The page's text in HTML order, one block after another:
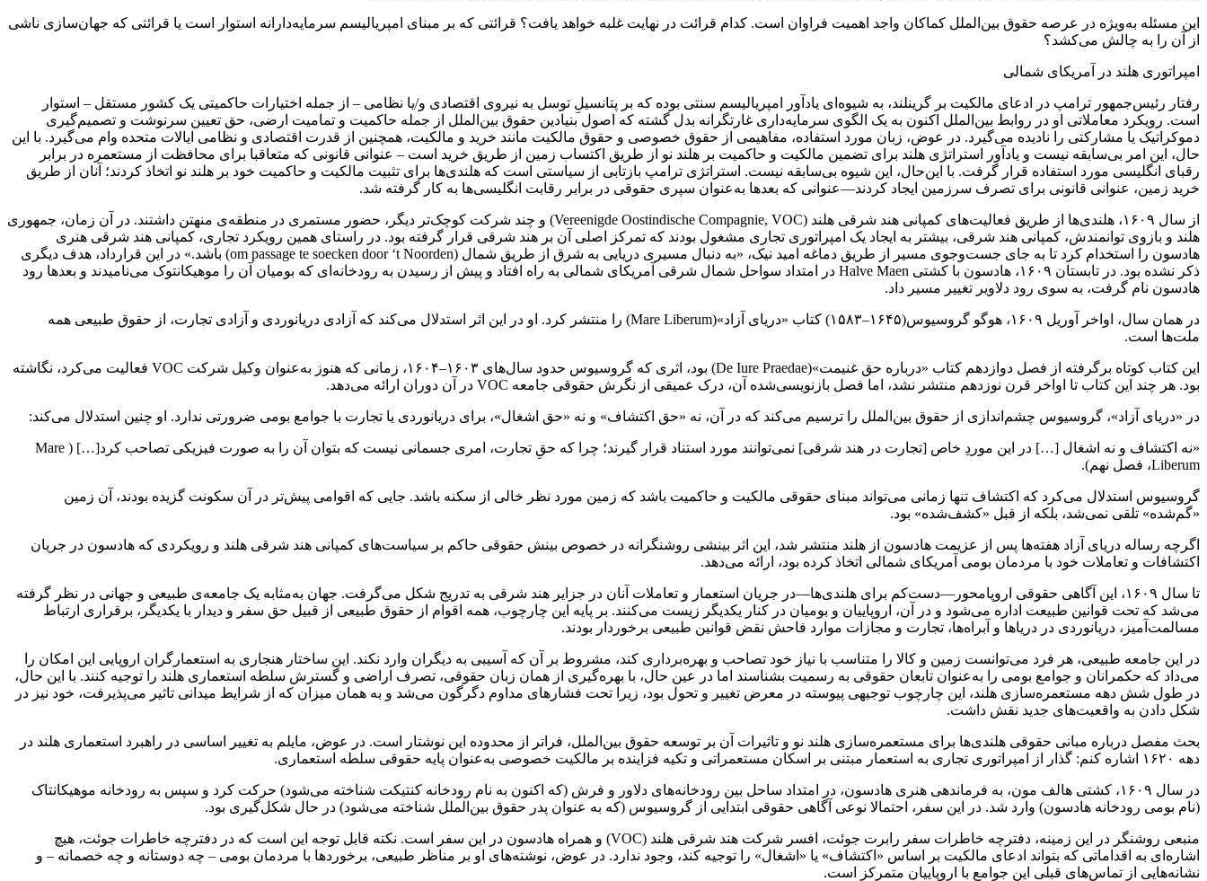
این مسئله به‌ویژه در عرصه حقوق بین‌الملل کماکان واجد اهمیت فراوان است. کدام قرائت در نهایت غلبه خواهد یافت؟ قرائتی که بر مبنای امپریالیسم سرمایه‌دارانه استوار است یا قرائتی که جهان‌سازی ناشی
از آن را به چالش می‌کشد؟
امپراتوری هلند در آمریکای شمالی
رفتار رئیس‌جمهور ترامپ در ادعای مالکیت بر گرینلند، به شیوه‌ای یادآور امپریالیسم سنتی بوده که بر پتانسیلِ توسل به نیروی اقتصادی و/یا نظامی – از جمله اختیارات حاکمیتی یک کشور مستقل – استوار
است. رویکرد معاملاتی او در روابط بین‌الملل اکنون به یک الگوی سرمایه‌داری غارتگرانه بدل گشته که اصول بنیادین حقوق بین‌الملل از جمله حاکمیت و تمامیت ارضی، حق تعیین سرنوشت و تصمیم‌گیری
دموکراتیک یا مشارکتی را نادیده می‌گیرد. در عوض، زبان مورد استفاده، مفاهیمی از حقوق خصوصی و حقوق مالکیت مانند خرید و مالکیت، همچنین از قدرت اقتصادی و نظامی ایالات متحده وام می‌گیرد. با این
حال، این امر بی‌سابقه نیست و یادآور استراتژی هلند برای تضمین مالکیت و حاکمیت بر هلند نو از طریق اکتساب زمین از طریق خرید است – عنوانی قانونی که متعاقبا برای محافظت از مستعمره در برابر
رقبای انگلیسی مورد استفاده قرار گرفت. با این‌حال، این شیوه بی‌سابقه نیست. استراتژی ترامپ بازتابی از سیاستی است که هلندی‌ها برای تثبیت مالکیت و حاکمیت خود بر هلند نو اتخاذ کردند؛ آنان از طریق
خرید زمین، عنوانی قانونی برای تصرف سرزمین ایجاد کردند—عنوانی که بعدها به‌عنوان سپری حقوقی در برابر رقابت انگلیسی‌ها به کار گرفته شد.
از سال ۱۶۰۹، هلندی‌ها از طریق فعالیت‌های کمپانی هند شرقی هلند (Vereenigde Oostindische Compagnie, VOC) و چند شرکت کوچک‌تر دیگر، حضور مستمری در منطقه‌ی منهتن داشتند. در آن زمان، جمهوری
هلند و بازوی توانمندش، کمپانی هند شرقی، بیشتر به ایجاد یک امپراتوری تجاری مشغول بودند که تمرکز اصلی‌ آن بر هند شرقی قرار گرفته بود. در راستای همین رویکرد تجاری، کمپانی هند شرقی هنری
هادسون را استخدام کرد تا به جای جست‌وجوی مسیر از طریق دماغه امید نیک، «به دنبال مسیری دریایی به شرق از طریق شمال (om passage te soecken door ‘t Noorden) باشد.» در این قرارداد، هدف دیگری
ذکر نشده بود. در تابستان ۱۶۰۹، هادسون با کشتی Halve Maen در امتداد سواحل شمال شرقی آمریکای شمالی به راه افتاد و پیش از رسیدن به رودخانه‌ای که بومیان آن را موهیکانتوک می‌نامیدند و بعدها رود
هادسون نام گرفت، به سوی رود دلاویر تغییر مسیر داد.
در همان سال، اواخر آوریل ۱۶۰۹، هوگو گروسیوس(۱۶۴۵–۱۵۸۳) کتاب «دریای آزاد»(Mare Liberum) را منتشر کرد. او در این اثر استدلال می‌کند که آزادی دریانوردی و آزادی تجارت، از حقوق طبیعی همه
ملت‌ها است.
این کتاب کوتاه برگرفته از فصل دوازدهم کتاب «درباره حق غنیمت»(De Iure Praedae) بود، اثری که گروسیوس حدود سال‌های ۱۶۰۳–۱۶۰۴، زمانی که هنوز به‌عنوان وکیل شرکت VOC فعالیت می‌کرد، نگاشته
بود. هر چند این کتاب تا اواخر قرن نوزدهم منتشر نشد، اما فصل بازنویسی‌شده آن، درک عمیقی از نگرش حقوقی جامعه VOC در آن دوران ارائه می‌دهد.
در «دریای آزاد»، گروسیوس چشم‌اندازی از حقوق بین‌الملل را ترسیم می‌کند که در آن، نه «حق اکتشاف» و نه «حق اشغال»، برای دریانوردی یا تجارت با جوامع بومی ضرورتی ندارد. او چنین استدلال می‌کند:
«نه اکتشاف و نه اشغال […] در این موردِ خاص [تجارت در هند شرقی] نمی‌توانند مورد استناد قرار گیرند؛ چرا که حقِ تجارت، امری جسمانی نیست که بتوان آن را به صورت فیزیکی تصاحب کرد[…] ( Mare
Liberum، فصل نهم).
گروسیوس استدلال می‌کرد که اکتشاف تنها زمانی می‌تواند مبنای حقوقی مالکیت و حاکمیت باشد که زمین مورد نظر خالی از سکنه باشد. جایی که اقوامی پیش‌تر در آن سکونت گزیده بودند، آن زمین
«گم‌شده» تلقی نمی‌شد، بلکه از قبل «کشف‌شده» بود.
اگرچه رساله دریای آزاد هفته‌ها پس از عزیمت هادسون از هلند منتشر شد، این اثر بینشی روشنگرانه در خصوص بینش حقوقی حاکم بر سیاست‌های کمپانی هند شرقی هلند و رویکردی که هادسون در جریان
اکتشافات و تعاملات خود با مردمان بومی آمریکای شمالی اتخاذ کرده بود، ارائه می‌دهد.
تا سال ۱۶۰۹، این آگاهی حقوقی اروپا‌محور—دست‌کم برای هلندی‌ها—در جریان استعمار و تعاملات آنان در جزایر هند شرقی به ‌تدریج شکل می‌گرفت. جهان به‌مثابه یک جامعه‌ی طبیعی و جهانی در نظر گرفته
می‌شد که تحت قوانین طبیعت اداره می‌شود و در آن، اروپاییان و بومیان در کنار یکدیگر زیست می‌کنند. بر پایه‌ این چارچوب، همه‌ اقوام از حقوق طبیعی از قبیل حق سفر و دیدار با یکدیگر، برقراری ارتباط
مسالمت‌آمیز، دریانوردی در دریاها و آبراه‌ها، تجارت و مجازات موارد فاحش نقض قوانین طبیعی برخوردار بودند.
در این جامعه‌ طبیعی، هر فرد می‌توانست زمین و کالا را متناسب با نیاز خود تصاحب و بهره‌برداری کند، مشروط بر آن که آسیبی به دیگران وارد نکند. این ساختار هنجاری به استعمارگران اروپایی این امکان را
می‌داد که حکمرانان و جوامع بومی را به‌عنوان تابعان حقوقی به رسمیت بشناسند اما در عین حال، با بهره‌گیری از همان زبان حقوقی، تصرف اراضی و گسترش سلطه‌ استعماری هلند را توجیه کنند. با این‌ حال،
در طول شش دهه مستعمره‌سازی هلند، این چارچوب توجیهی پیوسته در معرض تغییر و تحول بود، زیرا تحت فشارهای مداوم دگرگون می‌شد و به همان میزان که از شرایط میدانی تاثیر می‌پذیرفت، خود نیز در
شکل دادن به واقعیت‌های جدید نقش داشت.
بحث مفصل درباره مبانی حقوقی هلندی‌ها برای مستعمره‌سازی هلند نو و تاثیرات آن بر توسعه حقوق بین‌الملل، فراتر از محدوده این نوشتار است. در عوض، مایلم به تغییر اساسی در راهبرد استعماری هلند در
دهه ۱۶۲۰ اشاره کنم: گذار از امپراتوری تجاری به استعمار مبتنی بر اسکان مستعمراتی و تکیه فزاینده بر مالکیت خصوصی به‌عنوان پایه حقوقی سلطه استعماری.
در سال ۱۶۰۹، کشتی هالف مون، به فرماندهی هنری هادسون، در امتداد ساحل بین رودخانه‌های دلاور و فرش (که اکنون به نام رودخانه کنتیکت شناخته می‌شود) حرکت کرد و سپس به رودخانه موهیکانتاک
(نام بومی رودخانه هادسون) وارد شد. در این سفر، احتمالا نوعی آگاهی حقوقی ابتدایی از گروسیوس (که به عنوان پدر حقوق بین‌الملل شناخته می‌شود) در حال شکل‌گیری بود.
منبعی روشنگر در این زمینه، دفترچه خاطرات سفر رابرت جوئت، افسر شرکت هند شرقی هلند (VOC) و همراه هادسون در این سفر است. نکته قابل توجه این است که در دفترچه خاطرات جوئت، هیچ
اشاره‌ای به اقداماتی که بتواند ادعای مالکیت بر اساس «اکتشاف» یا «اشغال» را توجیه کند، وجود ندارد. در عوض، نوشته‌های او بر مناظر طبیعی، برخوردها با مردمان بومی – چه دوستانه و چه خصمانه – و
نشانه‌هایی از تماس‌های قبلی این جوامع با اروپاییان متمرکز است.